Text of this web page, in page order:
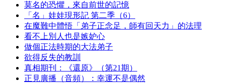
莫名的恐懼，來自前世的記憶
「名」娃娃現形記 第二季（6）
在魔難中體悟「弟子正念足，師有回天力」的法理
看不上別人也是嫉妒心
做個正法時期的大法弟子
欲得反失的教訓
真相期刊：《還原》（第21期）
正見廣播（音頻）：幸運不是偶然